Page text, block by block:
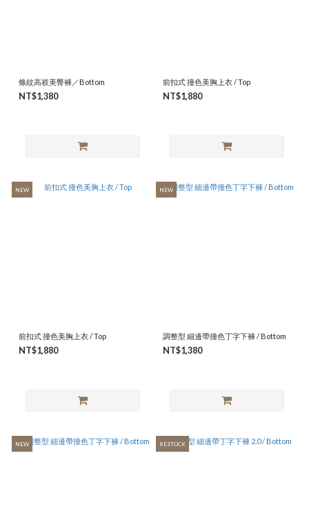
條紋高衩美臀褲／Bottom
NT$1,380
前扣式 撞色美胸上衣 / Top
NT$1,880
NEW
前扣式 撞色美胸上衣 / Top
NT$1,880
NEW
調整型 細邊帶撞色丁字下褲 / Bottom
NT$1,380
NEW RESTOCK